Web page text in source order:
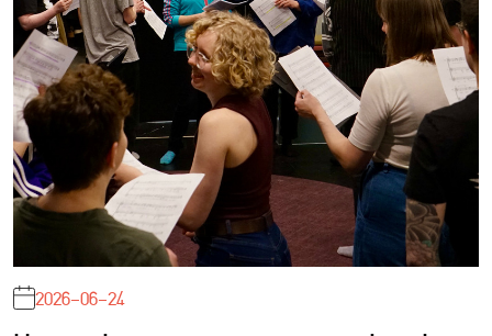
2026-06-24